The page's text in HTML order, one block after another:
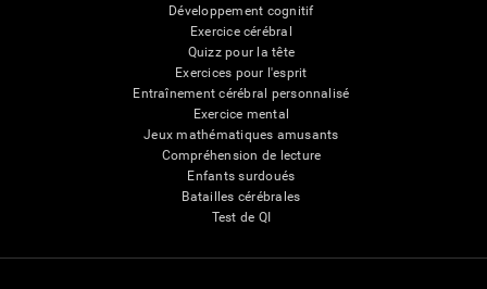
Développement cognitif
Exercice cérébral
Quizz pour la tête
Exercices pour l'esprit
Entraînement cérébral personnalisé
Exercice mental
Jeux mathématiques amusants
Compréhension de lecture
Enfants surdoués
Batailles cérébrales
Test de QI